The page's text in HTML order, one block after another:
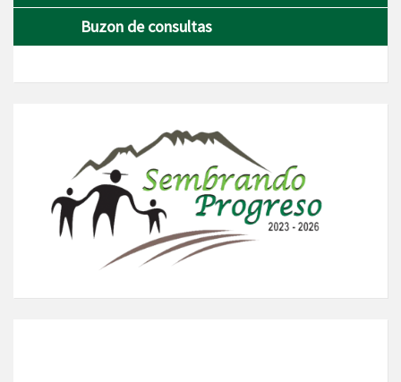
Buzon de consultas